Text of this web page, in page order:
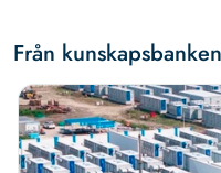
Från kunskapsbanken